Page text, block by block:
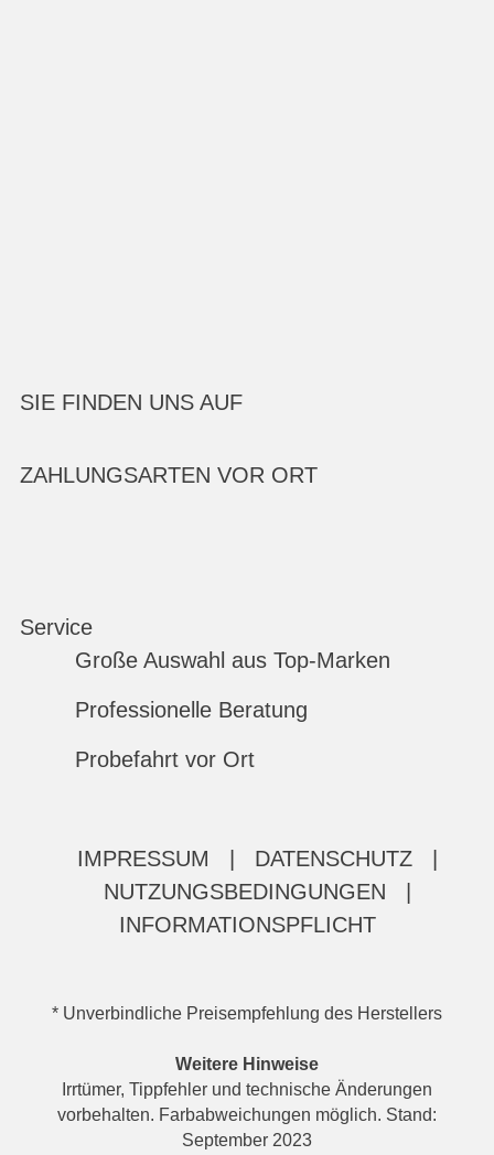
SIE FINDEN UNS AUF
ZAHLUNGSARTEN VOR ORT
Service
Große Auswahl aus Top-Marken
Professionelle Beratung
Probefahrt vor Ort
IMPRESSUM DATENSCHUTZ
NUTZUNGSBEDINGUNGEN
INFORMATIONSPFLICHT
* Unverbindliche Preisempfehlung des Herstellers
Weitere Hinweise
Irrtümer, Tippfehler und technische Änderungen
vorbehalten. Farbabweichungen möglich. Stand:
September 2023